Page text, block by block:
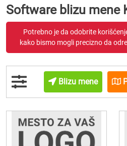
Software blizu mene
Potrebno je da odobrite
kako bismo mogli precizno da
Blizu mene